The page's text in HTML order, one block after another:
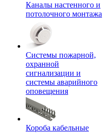
Каналы настенного и
потолочного монтажа
Системы пожарной,
охранной
сигнализации и
системы аварийного
оповещения
Короба кабельные